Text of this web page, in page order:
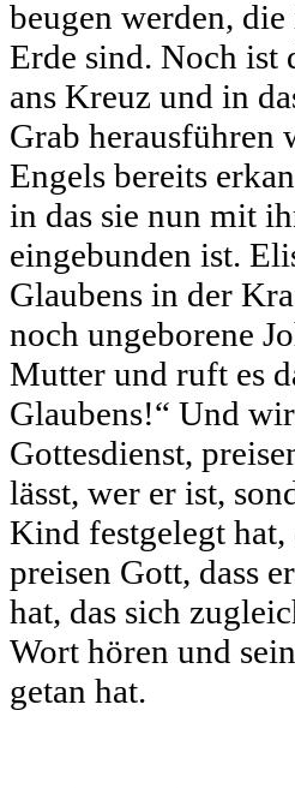
beugen werden,
Erde sind. Noch ist
ans Kreuz und in
Grab herausführen
Engels bereits
in das sie nun mit
eingebunden ist.
Glaubens in der
noch ungeborene
Mutter und ruft es
Glaubens!“ Und
Gottesdienst,
lässt, wer er ist,
Kind festgelegt
preisen Gott, dass
hat, das sich
Wort hören und
getan hat.